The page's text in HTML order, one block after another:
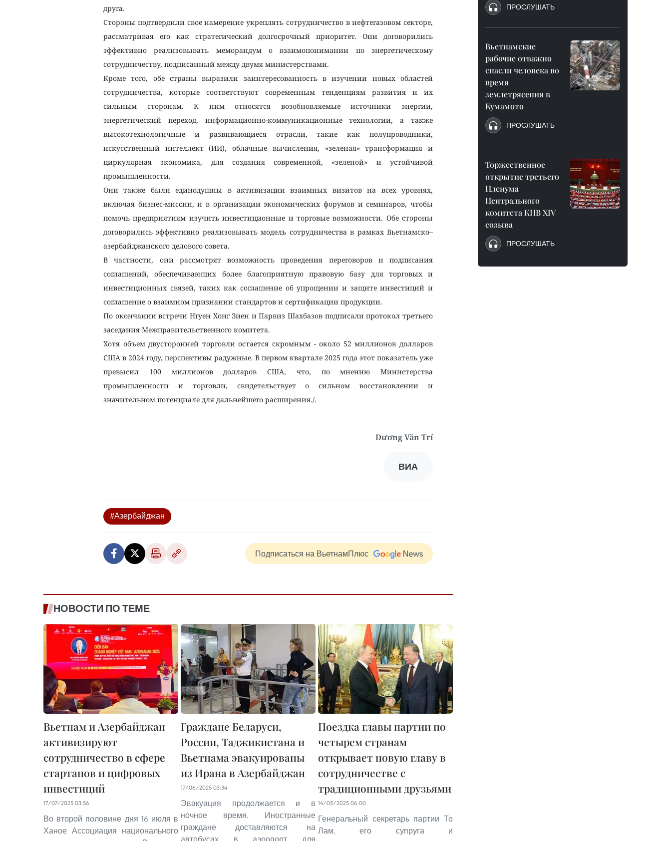
друга.
Стороны подтвердили свое намерение укреплять сотрудничество в нефтегазовом секторе,
рассматривая его как стратегический долгосрочный приоритет. Они договорились
эффективно реализовывать меморандум о взаимопонимании по энергетическому
сотрудничеству, подписанный между двумя министерствами.
Кроме того, обе страны выразили заинтересованность в изучении новых областей
сотрудничества, которые соответствуют современным тенденциям развития и их
сильным сторонам. К ним относятся возобновляемые источники энергии,
энергетический переход, информационно-коммуникационные технологии, а также
высокотехнологичные и развивающиеся отрасли, такие как полупроводники,
искусственный интеллект (ИИ), облачные вычисления, «зеленая» трансформация и
циркулярная экономика, для создания современной, «зеленой» и устойчивой
промышленности.
Они также были единодушны в активизации взаимных визитов на всех уровнях,
включая бизнес-миссии, и в организации экономических форумов и семинаров, чтобы
помочь предприятиям изучить инвестиционные и торговые возможности. Обе стороны
договорились эффективно реализовывать модель сотрудничества в рамках Вьетнамско–
азербайджанского делового совета.
В частности, они рассмотрят возможность проведения переговоров и подписания
соглашений, обеспечивающих более благоприятную правовую базу для торговых и
инвестиционных связей, таких как соглашение об упрощении и защите инвестиций и
соглашение о взаимном признании стандартов и сертификации продукции.
По окончании встречи Нгуен Хонг Зиен и Парвиз Шахбазов подписали протокол третьего
заседания Межправительственного комитета.
Хотя объем двусторонней торговли остается скромным - около 52 миллионов долларов
США в 2024 году, перспективы радужные. В первом квартале 2025 года этот показатель уже
превысил 100 миллионов долларов США, что, по мнению Министерства
промышленности и торговли, свидетельствует о сильном восстановлении и
значительном потенциале для дальнейшего расширения./.
Dương Văn Trí
ВИА
#Азербайджан
Подписаться на ВьетнамПлюс
НОВОСТИ ПО ТЕМЕ
Вьетнам и Азербайджан
активизируют
сотрудничество в сфере
стартапов и цифровых
инвестиций
17/07/2025 03:56
Во второй половине дня 16 июля в
Ханое Ассоциация национального
Граждане Беларуси,
России, Таджикистана и
Вьетнама эвакуированы
из Ирана в Азербайджан
17/06/2025 03:34
Эвакуация продолжается и в
ночное время. Иностранные
граждане доставляются на
автобусах в аэропорт для
Поездка главы партии по
четырем странам
открывает новую главу в
сотрудничестве с
традиционными друзьями
14/05/2025 06:00
Генеральный секретарь партии То
Лам, его супруга и
ПРОСЛУШАТЬ
Вьетнамские
рабочие отважно
спасли человека во
время
землетрясения в
Кумамото
ПРОСЛУШАТЬ
Торжественное
открытие третьего
Пленума
Центрального
комитета КПВ XIV
созыва
ПРОСЛУШАТЬ